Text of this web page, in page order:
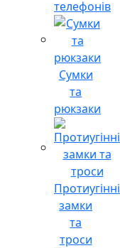
телефонів
Сумки
та
рюкзаки
Протиугінні
замки
та
троси